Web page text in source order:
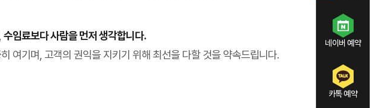
네이버 예약
카톡 예약
수임료보다 사람을 먼저 생각합니다.
여기며, 고객의 권익을 지키기 위해 최선을 다할 것을 약속드립니다.